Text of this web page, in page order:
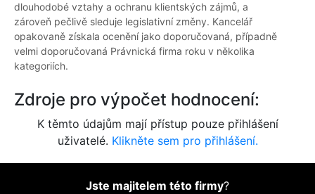
dlouhodobé vztahy a ochranu klientských zájmů, a
zároveň pečlivě sleduje legislativní změny. Kancelář
opakovaně získala ocenění jako doporučovaná, případně
velmi doporučovaná Právnická firma roku v několika
kategoriích.
Zdroje pro výpočet hodnocení:
K těmto údajům mají přístup pouze přihlášení
uživatelé. Klikněte sem pro přihlášení.
Jste majitelem této firmy?